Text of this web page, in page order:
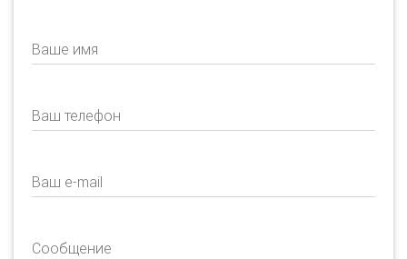
Ваше имя
Ваш телефон
Ваш e-mail
Сообщение